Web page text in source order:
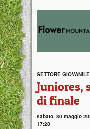
SETTORE GIOVANILE
Juniores,
di finale
sabato, 30 maggio
17:28